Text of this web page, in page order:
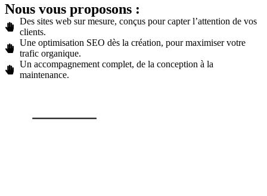
Nous vous proposons :
Des sites web sur mesure, conçus pour capter l’attention de vos
clients.
Une optimisation SEO dès la création, pour maximiser votre
trafic organique.
Un accompagnement complet, de la conception à la
maintenance.